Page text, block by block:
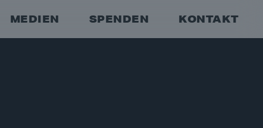
MEDIEN SPENDEN KONTAKT